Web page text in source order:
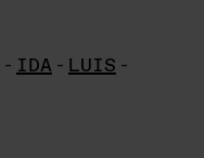
- IDA - LUIS -